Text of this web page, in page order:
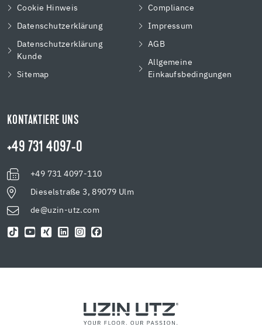
Cookie Hinweis
Datenschutzerklärung
Datenschutzerklärung
Kunde
Sitemap
Compliance
Impressum
AGB
Allgemeine
Einkaufsbedingungen
KONTAKTIERE UNS
+49 731 4097-0
+49 731 4097-110
Dieselstraße 3, 89079 Ulm
de@uzin-utz.com